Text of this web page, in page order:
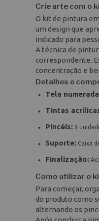
Crie arte com o
O kit de pintura
um design que
indicado para
A técnica de
correspondente.
concentração e
Detalhes e
Tela
Tintas
Pincéis: 3
Suporte: Caixa
Finalização:
Como utilizar o
Para começar,
do produto como
alternando os